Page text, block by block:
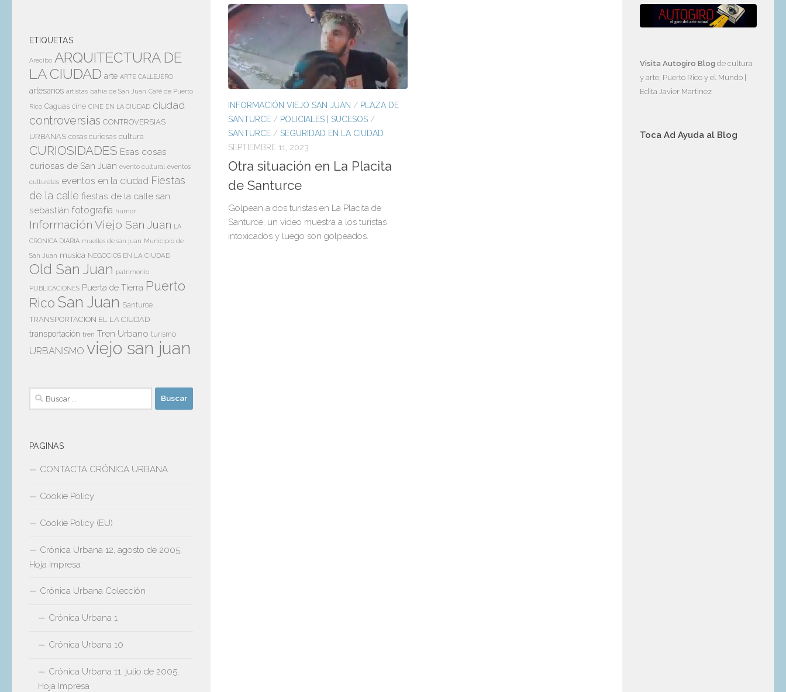
INFORMACIÓN VIEJO SAN JUAN / PLAZA DE
SANTURCE / POLICIALES | SUCESOS /
SANTURCE / SEGURIDAD EN LA CIUDAD
SEPTIEMBRE 11, 2023
Otra situación en La Placita
de Santurce
Golpean a dos turistas en La Placita de
Santurce, un video muestra a los turistas
intoxicados y luego son golpeados.
ETIQUETAS
Arecibo ARQUITECTURA DE
LA CIUDAD arte ARTE CALLEJERO
artesanos artistas bahía de San Juan Café de Puerto
Rico Caguas cine CINE EN LA CIUDAD ciudad
controversias CONTROVERSIAS
URBANAS cosas curiosas cultura
CURIOSIDADES Esas cosas
curiosas de San Juan evento cultural eventos
culturales eventos en la ciudad Fiestas
de la calle fiestas de la calle san
sebastián fotografía humor
Información Viejo San Juan LA
CRONICA DIARIA muelles de san juan Municipio de
San Juan musica NEGOCIOS EN LA CIUDAD
Old San Juan patrimonio
PUBLICACIONES Puerta de Tierra Puerto
Rico San Juan Santurce
TRANSPORTACION EL LA CIUDAD
transportación tren Tren Urbano turismo
URBANISMO viejo san juan
Buscar:
PAGINAS
CONTACTA CRÓNICA URBANA
Cookie Policy
Cookie Policy (EU)
Crónica Urbana 12, agosto de 2005,
Hoja Impresa
Crónica Urbana Colección
Crónica Urbana 1
Crónica Urbana 10
Crónica Urbana 11, julio de 2005,
Hoja Impresa
Visita Autogiro Blog de cultura
y arte, Puerto Rico y el Mundo |
Edita Javier Martinez
Toca Ad Ayuda al Blog